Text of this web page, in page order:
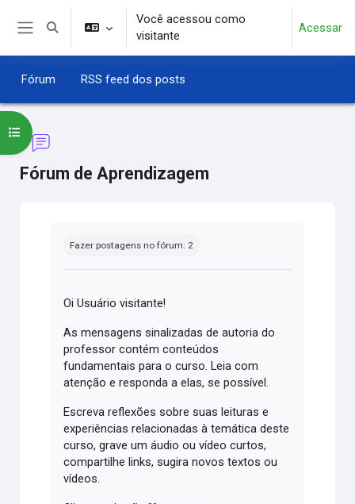
Ir para o conteúdo principal
Alternar entrada de pesquisa
Você acessou como
visitante
Acessar
Fórum RSS feed dos posts
Fórum de Aprendizagem
Abrir índice do curso
Fazer postagens no fórum: 2
Oi Usuário visitante!
As mensagens sinalizadas de autoria do
professor contém conteúdos
fundamentais para o curso. Leia com
atenção e responda a elas, se possível.
Escreva reflexões sobre suas leituras e
experiências relacionadas à temática deste
curso, grave um áudio ou vídeo curtos,
compartilhe links, sugira novos textos ou
vídeos.